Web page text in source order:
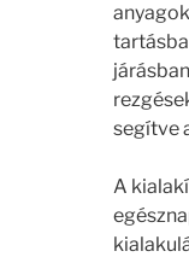
segítve
A